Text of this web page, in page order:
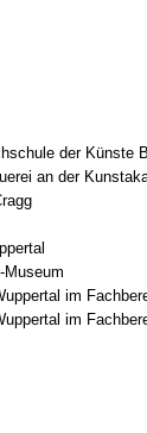
der Künste
an der
im
im